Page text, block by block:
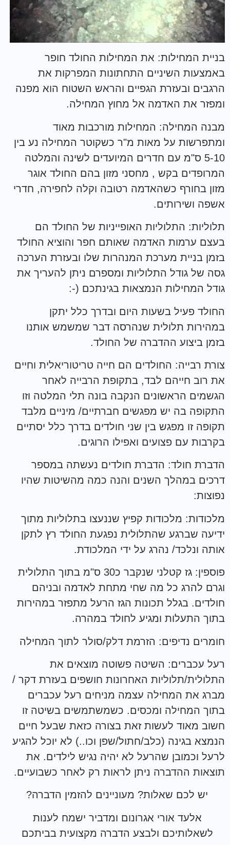
בניית המחילות: את המחילות החולד חופר
באמצעות השיניים התחתונות המפרקות את
הרגבים ובעזרת הגפיים והראש השטוח הוא מפנה
ומפזר את האדמה אל מחוץ המחילה.
מבנה המחילה: המחילות מורכבות מאוד
ומתפרשות על מאות מ"ר כשקוטר המחילה נע בין
5-10 ס"מ עם חדרים המיועדים לשינה והמלטה
המרופדים בקש , מחסני מזון בהם החולד אוגר
מזון בחורף כשהאדמה רטובה וקלה לחפירה, חדרי
אשפה ושירותים.
תלוליות: התלוליות האופייניות של החולד הם
בעצם ערמות האדמה שאותם חפר והוציא החולד
בזמן בניית מערכת המנהרות שלו ובעזרת הערכה
גסה של גודל התלוליות ומספרם ניתן להעריך את
גודל המחילות הנמצאות בגינתכם (-:
החולד פעיל בשעות היום ובדרך כלל יתקן
במהירות תלולית שנהרסה דבר שמשמש אותנו
בזמן ביצוע ההדברה של החולד.
צורת רבייה: החולדים הם חייה טריטוריאלית וחיים
את רוב חייהם לבד, בתקופת הרבייה לאחר
הגשמים הראשונים הנקבה בונה תלי המלטה וזו
התקופה בה יש מפגשים חברתיים/ מיניים מלבד
תקופה זו מפגש בין שני חולדים בדרך כלל יסתיים
בקרבות עם פצועים ואפילו הרוגים.
הדברת חולד: הדברת חולדים נעשתה במספר
דרכים במהלך השנים והנה כמה מהשיטות שהיו
נפוצות:
מלכודות: מלכודות קפיץ שננעצו בתלוליות מתוך
ידיעה שברגע שהתלולית נפגעת החולד רץ לתקן
אותה ונלכד/ נהרג על ידי המלכודת.
פוספין: גז קטלני שנקבר כ30 ס"מ בתוך התלולית
וגרם להרג כל מה שחי מתחת לאדמה ובניהם
חולדים. בגלל תכונות הגז הרעל מתפזר במהירות
בתוך התעלות ומגיע לחולד במהרה.
חומרים נדיפים: הזרמת דלק/סולר לתוך המחילה
רעל עכברים: השיטה פשוטה מוצאים את
התלולית/תלוליות האחרונות חושפים בעזרת דקר /
מברג את המחילה עצמה מניחים רעל עכברים
בתוך המחילה ומכסים. כשמשתמשים בשיטה זו
חשוב מאוד לעשות זאת בצורה כזאת שבעל חיים
הנמצא בגינה (כלב/חתול/שפן וכו..) לא יוכל להגיע
לרעל וכמובן שהרעל לא יהיה נגיש לילדים. את
תוצאות ההדברה ניתן לראות רק לאחר כשבועיים.
יש לכם שאלות? מעוניינים להזמין הדברה?
אלעד אורי אגרונום ומדביר ישמח לענות
לשאלותיכם ולבצע הדברה מקצועית בביתכם